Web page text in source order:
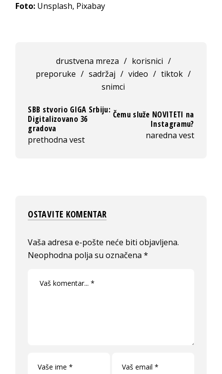
Foto: Unsplash, Pixabay
drustvena mreza / korisnici /
preporuke / sadržaj / video / tiktok /
snimci
SBB stvorio GIGA Srbiju:
Digitalizovano 36
gradova
prethodna vest
Čemu služe NOVITETI na
Instagramu?
naredna vest
OSTAVITE KOMENTAR
Vaša adresa e-pošte neće biti objavljena.
Neophodna polja su označena*